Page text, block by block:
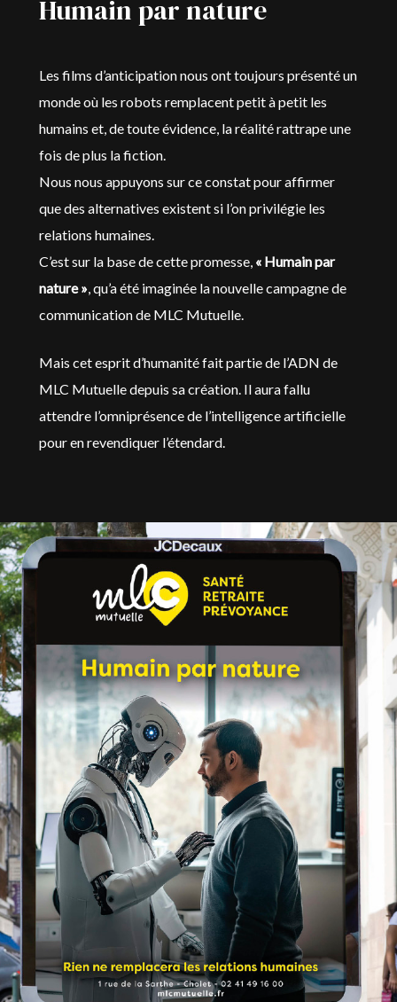
Humain par nature
Les films d’anticipation nous ont toujours présenté un
monde où les robots remplacent petit à petit les
humains et, de toute évidence, la réalité rattrape une
fois de plus la fiction.
Nous nous appuyons sur ce constat pour affirmer
que des alternatives existent si l’on privilégie les
relations humaines.
C’est sur la base de cette promesse, « Humain par
nature » , qu’a été imaginée la nouvelle campagne de
communication de MLC Mutuelle.
Mais cet esprit d’humanité fait partie de l’ADN de
MLC Mutuelle depuis sa création. Il aura fallu
attendre l’omniprésence de l’intelligence artificielle
pour en revendiquer l’étendard.